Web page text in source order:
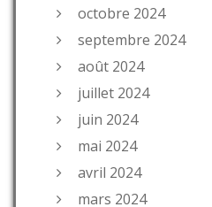
octobre 2024
septembre 2024
août 2024
juillet 2024
juin 2024
mai 2024
avril 2024
mars 2024